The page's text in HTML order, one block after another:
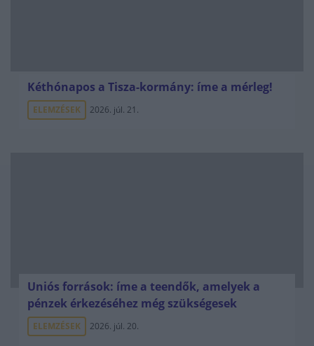
Kéthónapos a Tisza-kormány: íme a mérleg!
ELEMZÉSEK 2026. júl. 21.
Uniós források: íme a teendők, amelyek a
pénzek érkezéséhez még szükségesek
ELEMZÉSEK 2026. júl. 20.